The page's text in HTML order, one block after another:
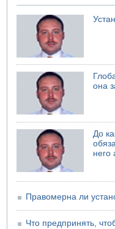
она
До
него
Правомерна ли
Что предпринять,